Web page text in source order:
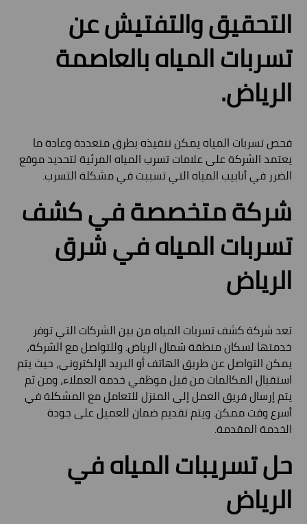
التحقيق والتفتيش عن
تسربات المياه بالعاصمة
الرياض.
فحص تسربات المياه يمكن تنفيذه بطرق متعددة وعادة ما
يعتمد الشركة على علامات تسرب المياه المرئية لتحديد موقع
الضرر في أنابيب المياه التي تسببت في مشكلة التسرب.
شركة متخصصة في كشف
تسربات المياه في شرق
الرياض
تعد شركة كشف تسربات المياه من بين الشركات التي توفر
خدمتها لسكان منطقة شمال الرياض. وللتواصل مع الشركة،
يمكن التواصل عن طريق الهاتف أو البريد الإلكتروني، حيث يتم
استقبال المكالمات من قبل موظفي خدمة العملاء، ومن ثم
يتم إرسال فريق العمل إلى المنزل للتعامل مع المشكلة في
أسرع وقت ممكن. ويتم تقديم ضمان للعميل على جودة
الخدمة المقدمة.
حل تسريبات المياه في
الرياض